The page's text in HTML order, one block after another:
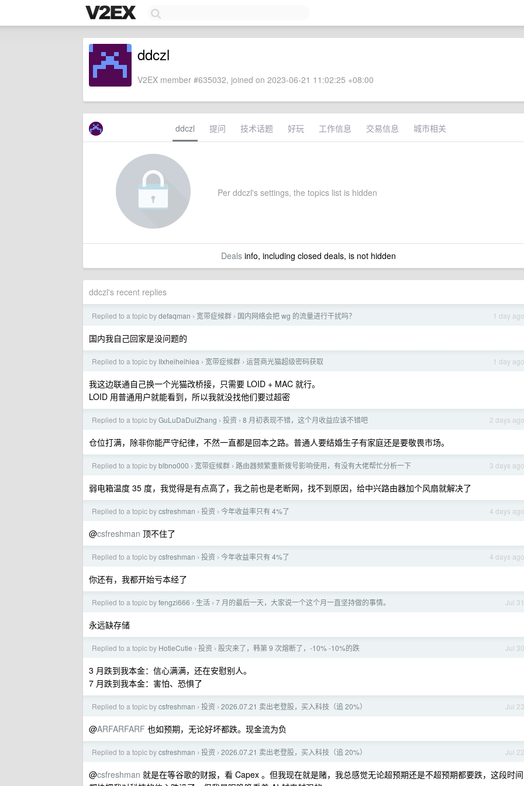
ddczl
V2EX member #635032, joined on 2023-06-21 11:02:25 +08:00
ddczl 提问 技术话题 好玩 工作信息 交易信息 城市相关
Per ddczl's settings, the topics list is hidden
Dealsinfo, including closed deals, is not hidden
ddczl's recent replies
1 day ago
Replied to a topic bydefaqman › 宽带症候群 › 国内网络会把 wg 的流量进行干扰吗？
国内我自己回家是没问题的
1 day ago
Replied to a topic by IIxheiheihiea › 宽带症候群 › 运营商光猫超级密码获取
我这边联通自己换一个光猫改桥接，只需要 LOID + MAC 就行。
LOID 用普通用户就能看到，所以我就没找他们要过超密
2 days ago
Replied to a topic byGuLuDaDuiZhang › 投资 › 8 月初表现不错，这个月收益应该不错吧
仓位打满，除非你能严守纪律，不然一直都是回本之路。普通人要结婚生子有家庭还是要敬畏市场。
3 days ago
Replied to a topic byblbno000 › 宽带症候群 › 路由器频繁重新拨号影响使用，有没有大佬帮忙分析一下
弱电箱温度 35 度，我觉得是有点高了，我之前也是老断网，找不到原因，给中兴路由器加个风扇就解决了
4 days ago
Replied to a topic bycsfreshman › 投资 › 今年收益率只有 4%了
@csfreshman 顶不住了
4 days ago
Replied to a topic bycsfreshman › 投资 › 今年收益率只有 4%了
你还有，我都开始亏本经了
Jul 31
Replied to a topic byfengzi666 › 生活 › 7 月的最后一天，大家说一个这个月一直坚持做的事情。
永远缺存储
Jul 30
Replied to a topic by HotieCutie › 投资 › 股灾来了，韩第 9 次熔断了，-10% -10%的跌
3 月跌到我本金：信心满满，还在安慰别人。
7 月跌到我本金：害怕、恐惧了
Jul 23
Replied to a topic bycsfreshman › 投资 › 2026.07.21 卖出老登股，买入科技（追 20%）
@ARFARFARF 也如预期，无论好坏都跌。现金流为负
Jul 22
Replied to a topic bycsfreshman › 投资 › 2026.07.21 卖出老登股，买入科技（追 20%）
@csfreshman 就是在等谷歌的财报，看 Capex 。但我现在就是赌，我总感觉无论超预期还是不超预期都要跌，这段时间